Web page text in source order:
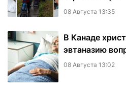
08 Августа 13:35
В Канаде
эвтаназию
08 Августа 13:02